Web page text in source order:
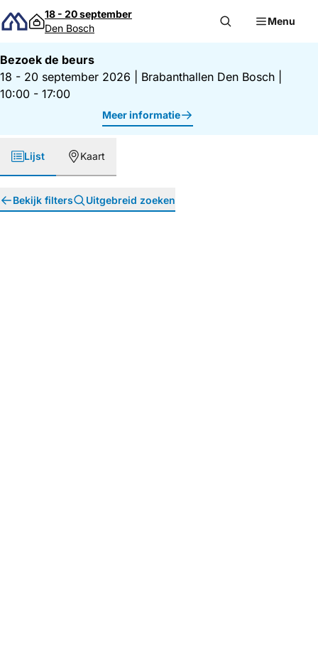
Direct naar inhoud
18 - 20 september
Den Bosch
Menu
Bezoek de beurs
18 - 20 september 2026
Brabanthallen Den Bosch
10:00 - 17:00
Meer informatie
Lijst Kaart
Bekijk filters Uitgebreid zoeken